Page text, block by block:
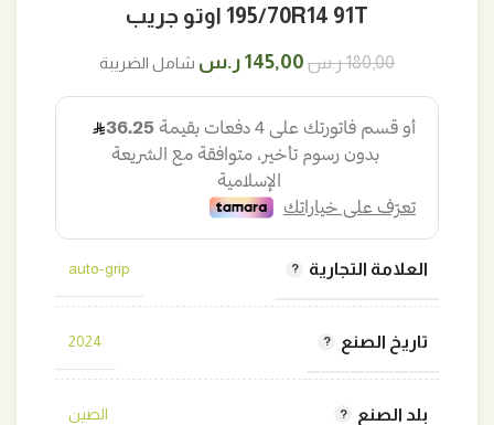
195/70R14 91T اوتو جريب
180,00ر.س السعر
180,00 ر.س.
145,00 ر.س السعر
145,00 ر.س.
شامل الضريبة
العلامة التجارية auto-grip
تاريخ الصنع 2024
بلد الصنع الصين